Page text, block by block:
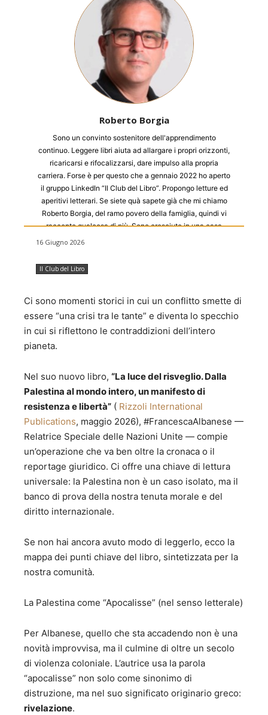
Roberto Borgia
Sono un convinto sostenitore dell'apprendimento
continuo. Leggere libri aiuta ad allargare i propri orizzonti,
ricaricarsi e rifocalizzarsi, dare impulso alla propria
carriera. Forse è per questo che a gennaio 2022 ho aperto
il gruppo LinkedIn “Il Club del Libro”. Propongo letture ed
aperitivi letterari. Se siete quà sapete già che mi chiamo
Roberto Borgia, del ramo povero della famiglia, quindi vi
racconto qualcosa di più. Sono cresciuto in una casa
piena di libri e sarà per questo che adoro le biblioteche ma
di libri, sfogliarli, respirarli. Sono figlio di due ex camperisti
con la passione per i viaggi. Sarà per questo che ho scelto
persone di paesi diversi, conoscerne le tradizioni, la
cultura. La curiosità stimolata dai viaggi e dalle letture ha
aiutato. L'essere curioso mi porta ad informarmi sulle
anche per sommi capi, come funzionano le cose. Fare le
Leggere mi rilassa, mi rende "pieno", mi fa "viaggiare con
la mente". Ho scoperto che il libro è uno strumento
potentissimo di condivisione, di socialità, e sapere che un
mio commento o una mia recensione faccia sì che un libro
venga letto, ancor più se da una persona che da un po'
non leggeva, mi da una scarica di felicità (altro che
dopamina) che non ha paragoni. Da qualche anno ho poi
sviluppato una passione per il marketing e la
comunicazione che mi hanno portato a ricoprire il ruolo di
responsabile marketing in Maspero Elevatori S.p.A. Faccio
parte della community di WomenX Impact, una community
veramente inclusiva edinamica, mossa dagli obiettivi, che
women empowerment.
16 Giugno 2026
Il Club del Libro
Ci sono momenti storici in cui un conflitto smette di
essere “una crisi tra le tante” e diventa lo specchio
in cui si riflettono le contraddizioni dell’intero
pianeta.
Nel suo nuovo libro, “La luce del risveglio. Dalla
Palestina al mondo intero, un manifesto di
resistenza e libertà” ( Rizzoli International
Publications, maggio 2026), #FrancescaAlbanese —
Relatrice Speciale delle Nazioni Unite — compie
un’operazione che va ben oltre la cronaca o il
reportage giuridico. Ci offre una chiave di lettura
universale: la Palestina non è un caso isolato, ma il
banco di prova della nostra tenuta morale e del
diritto internazionale.
Se non hai ancora avuto modo di leggerlo, ecco la
mappa dei punti chiave del libro, sintetizzata per la
nostra comunità.
La Palestina come “Apocalisse” (nel senso letterale)
Per Albanese, quello che sta accadendo non è una
novità improvvisa, ma il culmine di oltre un secolo
di violenza coloniale. L’autrice usa la parola
“apocalisse” non solo come sinonimo di
distruzione, ma nel suo significato originario greco:
rivelazione.